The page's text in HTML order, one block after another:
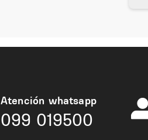
Atención whatsapp
099 019500